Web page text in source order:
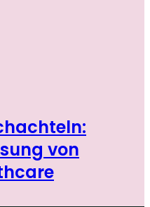
von